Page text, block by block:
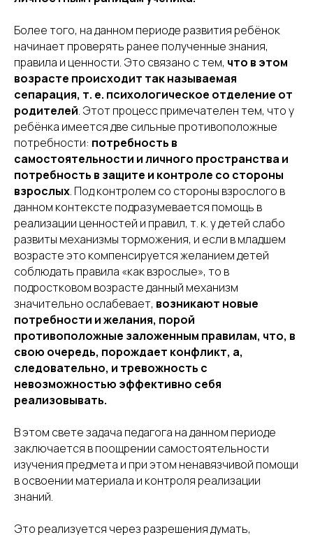
Более того, на данном периоде развития ребёнок
начинает проверять ранее полученные знания,
правила и ценности. Это связано с тем, что в этом
возрасте происходит так называемая
сепарация, т. е. психологическое отделение от
родителей. Этот процесс примечателен тем, что у
ребёнка имеется две сильные противоположные
потребности: потребность в
самостоятельности и личного пространства и
потребность в защите и контроле со стороны
взрослых. Под контролем со стороны взрослого в
данном контексте подразумевается помощь в
реализации ценностей и правил, т. к. у детей слабо
развиты механизмы торможения, и если в младшем
возрасте это компенсируется желанием детей
соблюдать правила «как взрослые», то в
подростковом возрасте данный механизм
значительно ослабевает, возникают новые
потребности и желания, порой
противоположные заложенным правилам, что, в
свою очередь, порождает конфликт, а,
следовательно, и тревожность с
невозможностью эффективно себя
реализовывать.
В этом свете задача педагога на данном периоде
заключается в поощрении самостоятельности
изучения предмета и при этом ненавязчивой помощи
в освоении материала и контроля реализации
знаний.
Это реализуется через разрешения думать,